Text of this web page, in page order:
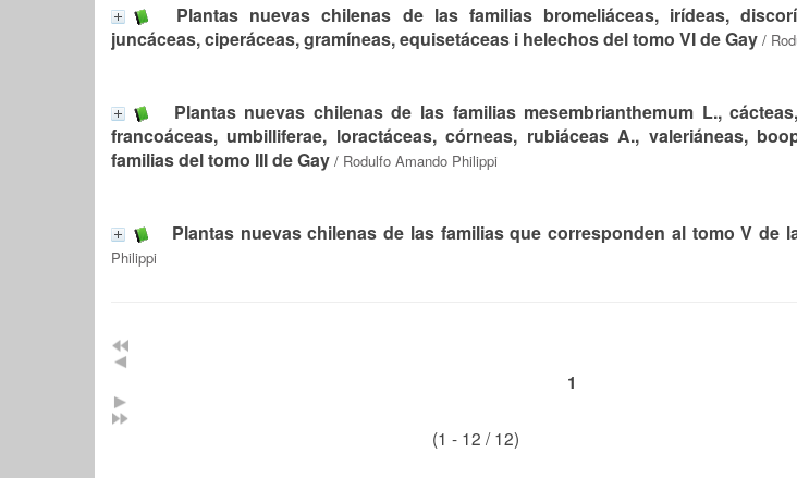
Plantas nuevas chilenas de las familias bromeliáceas, irídeas,
juncáceas, ciperáceas, gramíneas, equisetáceas i helechos del tomo VI de Gay /
Plantas nuevas chilenas de las familias mesembrianthemum L.,
francoáceas, umbilliferae, loractáceas, córneas, rubiáceas A., valeriáneas,
familias del tomo III de Gay / Rodulfo Amando Philippi
Plantas nuevas chilenas de las familias que corresponden al tomo V de
Philippi
1
(1 - 12 / 12)